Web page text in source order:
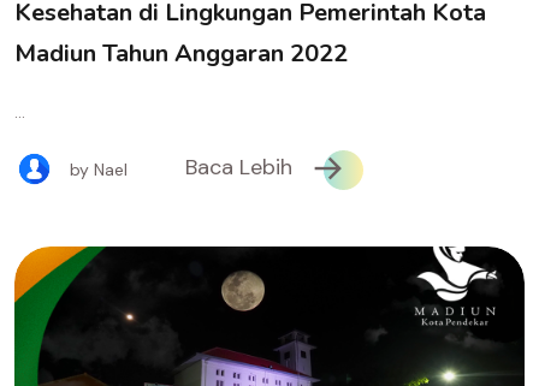
Kesehatan di Lingkungan Pemerintah Kota
Madiun Tahun Anggaran 2022
...
by Nael Baca Lebih